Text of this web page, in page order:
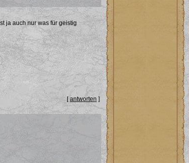
ja auch nur was für geistig
[antworten ]